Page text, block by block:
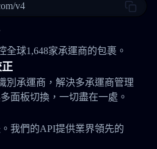
v4
全球1,648家承運商的包裹。
正
別承運商，解決多承運商管理
面板切換，一切盡在一處。
我們的API提供業界領先的